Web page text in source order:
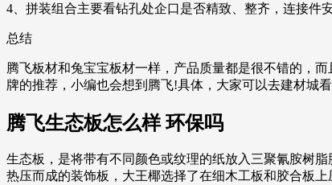
4、拼装组合主要看钻孔处企口是否精致、整齐，连接件
总结
腾飞板材和兔宝宝板材一样，产品质量都是很不错的，
牌的推荐，小编也会想到腾飞!具体，大家可以去建材城
腾飞生态板怎么样 环保吗
生态板，是将带有不同颜色或纹理的纸放入三聚氰胺树
热压而成的装饰板，大王椰选择了在细木工板和胶合板